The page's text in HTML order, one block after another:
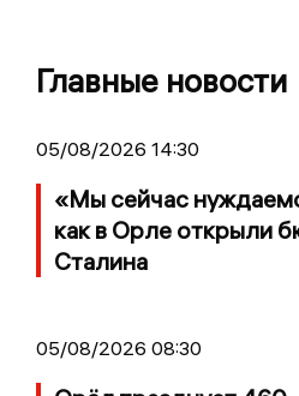
Главные новости
05/08/2026 14:30
«Мы сейчас
как в Орле открыли
Сталина
05/08/2026 08:30